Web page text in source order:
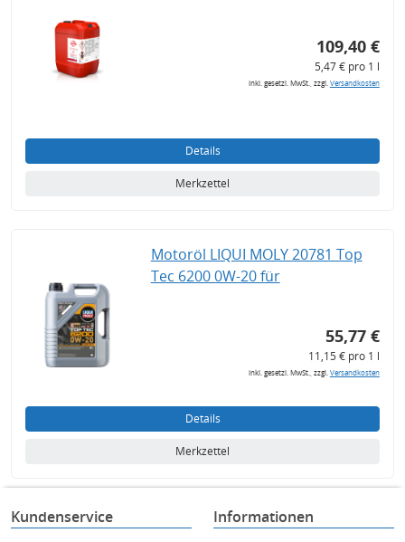
109,40 €
5,47 € pro 1 l
inkl. gesetzl. MwSt., zzgl.Versandkosten
Details
Merkzettel
Motoröl LIQUI MOLY 20781 Top
Tec 6200 0W-20 für
55,77 €
11,15 € pro 1 l
inkl. gesetzl. MwSt., zzgl.Versandkosten
Details
Merkzettel
Kundenservice Informationen